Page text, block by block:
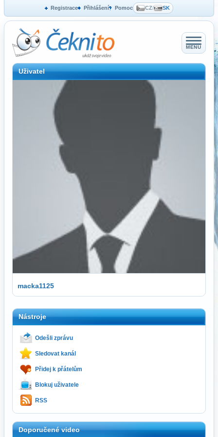
Registrace Přihlášení Pomoc CZ/ SK
MENU
Uživatel
macka1125
Nástroje
Odešli zprávu
Sledovat kanál
Přidej k přátelům
Blokuj uživatele
RSS
Doporučené video